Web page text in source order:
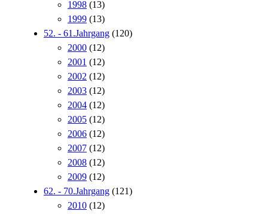
1998 (13)
1999 (13)
52. - 61.Jahrgang (120)
2000 (12)
2001 (12)
2002 (12)
2003 (12)
2004 (12)
2005 (12)
2006 (12)
2007 (12)
2008 (12)
2009 (12)
62. - 70.Jahrgang (121)
2010 (12)